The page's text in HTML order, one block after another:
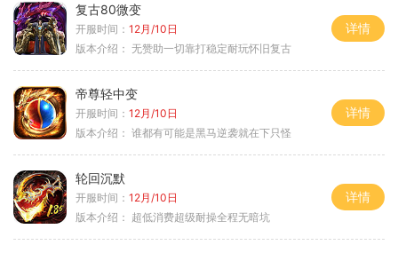
复古80微变
开服时间： 12月/10日
版本介绍： 无赞助一切靠打稳定耐玩怀旧复古
详情
帝尊轻中变
开服时间： 12月/10日
版本介绍： 谁都有可能是黑马逆袭就在下只怪
详情
轮回沉默
开服时间： 12月/10日
版本介绍： 超低消费超级耐操全程无暗坑
详情